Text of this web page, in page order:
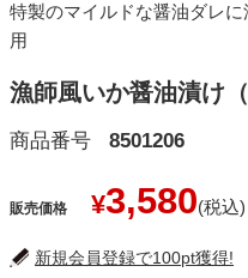
特製のマイルドな醤油ダレ
用
漁師風いか醤油漬け（
商品番号 8501206
販売価格 ¥3,580
新規会員登録で100pt獲得!